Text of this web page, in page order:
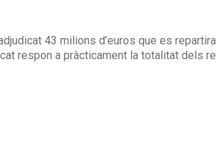
43 milions d’euros que es
respon a pràcticament la totalitat dels